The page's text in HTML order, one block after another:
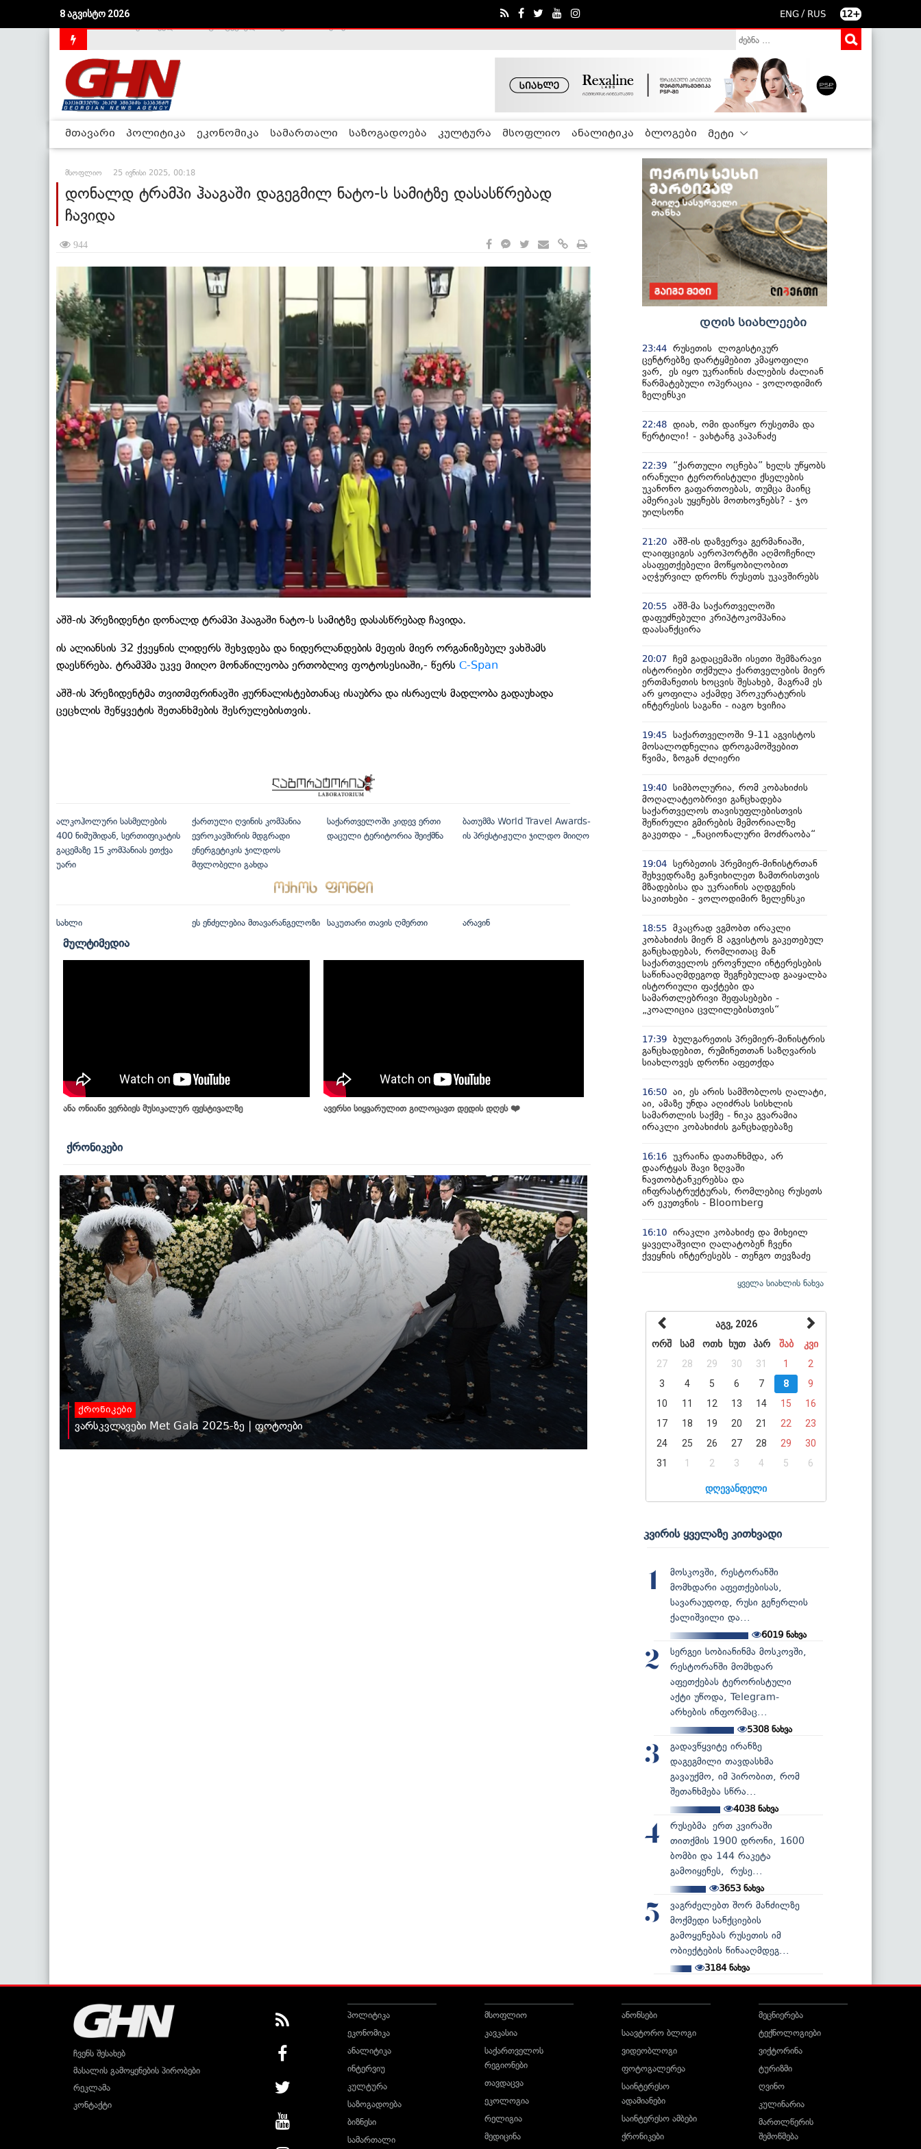
8 აგვისტო 2026 ENG / RUS 12+
მთავარი პოლიტიკა ეკონომიკა სამართალი საზოგადოება კულტურა მსოფლიო ანალიტიკა ბლოგები მეტი
მსოფლიო 25 ივნისი 2025, 00:18
დონალდ ტრამპი ჰააგაში დაგეგმილ ნატო-ს სამიტზე დასასწრებად
ჩავიდა
944
აშშ-ის პრეზიდენტი დონალდ ტრამპი ჰააგაში ნატო-ს სამიტზე დასასწრებად ჩავიდა.
ის ალიანსის 32 ქვეყნის ლიდერს შეხვდება და ნიდერლანდების მეფის მიერ ორგანიზებულ ვახშამს
დაესწრება. ტრამპმა უკვე მიიღო მონაწილეობა ერთობლივ ფოტოსესიაში,- წერს С-Span
აშშ-ის პრეზიდენტმა თვითმფრინავში ჟურნალისტებთანაც ისაუბრა და ისრაელს მადლობა გადაუხადა
ცეცხლის შეწყვეტის შეთანხმების შესრულებისთვის.
ალკოჰოლური სასმელების
400 ნიმუშიდან, სერთიფიკატის
გაცემაზე 15 კომპანიას ეთქვა
უარი
ქართული ღვინის კომპანია
ევროკავშირის მდგრადი
ენერგეტიკის ჯილდოს
მფლობელი გახდა
საქართველოში კიდევ ერთი
დაცული ტერიტორია შეიქმნა
ბათუმმა World Travel Awards-
ის პრესტიჟული ჯილდო მიიღო
სახლი ეს ენძელებია მთავარანგელოზი საკუთარი თავის ღმერთი არავინ
მულტიმედია
ანა ონიანი ვერბიეს მუსიკალურ ფესტივალზე ავერსი სიყვარულით გილოცავთ დედის დღეს ❤️
ქრონიკები
ქრონიკები
ვარსკვლავები Met Gala 2025-ზე | ფოტოები
დღის სიახლეები
23:44 რუსეთის ლოგისტიკურ
ცენტრებზე დარტყმებით კმაყოფილი
ვარ, ეს იყო უკრაინის ძალების ძალიან
წარმატებული ოპერაცია - ვოლოდიმირ
ზელენსკი
22:48 დიახ, ომი დაიწყო რუსეთმა და
წერტილი! - ვახტანგ კაპანაძე
22:39
“ქართული ოცნება” ხელს უწყობს
ირანული ტერორისტული ქსელების
უკანონო გაფართოებას, თუმცა მაინც
ამერიკას უყენებს მოთხოვნებს? - ჯო
უილსონი
21:20 აშშ-ის დაზვერვა გერმანიაში,
ლაიფციგის აეროპორტში აღმოჩენილ
ასაფეთქებელი მოწყობილობით
აღჭურვილ დრონს რუსეთს უკავშირებს
20:55 აშშ-მა საქართველოში
დაფუძნებული კრიპტოკომპანია
დაასანქცირა
20:07 ჩემ გადაცემაში ისეთი შემზარავი
ისტორიები თქმულა ქართველების მიერ
ერთმანეთის ხოცვის შესახებ, მაგრამ ეს
არ ყოფილა აქამდე პროკურატურის
ინტერესის საგანი - იაგო ხვიჩია
19:45 საქართველოში 9-11 აგვისტოს
მოსალოდნელია დროგამოშვებით
წვიმა, ზოგან ძლიერი
19:40 სიმბოლურია, რომ კობახიძის
მოღალატეობრივი განცხადება
საქართველოს თავისუფლებისთვის
შეწირული გმირების მემორიალზე
გაკეთდა - „ნაციონალური მოძრაობა“
19:04 სერბეთის პრემიერ-მინისტრთან
შეხვედრაზე განვიხილეთ ზამთრისთვის
მზადებისა და უკრაინის აღდგენის
საკითხები - ვოლოდიმირ ზელენსკი
18:55 მკაცრად ვგმობთ ირაკლი
კობახიძის მიერ 8 აგვისტოს გაკეთებულ
განცხადებას, რომლითაც მან
საქართველოს ეროვნული ინტერესების
საწინააღმდეგოდ შეგნებულად გააყალბა
ისტორიული ფაქტები და
სამართლებრივი შეფასებები -
„კოალიცია ცვლილებისთვის“
17:39 ბულგარეთის პრემიერ-მინისტრის
განცხადებით, რუმინეთთან საზღვარის
სიახლოვეს დრონი აფეთქდა
16:50 აი, ეს არის სამშობლოს ღალატი,
აი, ამაზე უნდა აღიძრას სისხლის
სამართლის საქმე - ნიკა გვარამია
ირაკლი კობახიძის განცხადებაზე
16:16 უკრაინა დათანხმდა, არ
დაარტყას შავი ზღვაში
ნავთობტანკერებსა და
ინფრასტრუქტურას, რომლებიც რუსეთს
არ ეკუთვნის - Bloomberg
16:10 ირაკლი კობახიძე და მიხეილ
ყაველაშვილი ღალატობენ ჩვენი
ქვეყნის ინტერესებს - თენგო თევზაძე
ყველა სიახლის ნახვა
აგვ, 2026
ორშ
სამ ოთხ ხუთ პარ შაბ
კვი
27
28 29 30 31 1
2
3
4 5 6 7 8
9
10
11 12 13 14 15
16
17
18 19 20 21 22
23
24
25 26 27 28 29
30
31
1 2 3 4 5 6
დღევანდელი
კვირის ყველაზე კითხვადი
1
მოსკოვში, რესტორანში
მომხდარი აფეთქებისას,
სავარაუდოდ, რუსი გენერლის
ქალიშვილი და...
6019 ნახვა
2
სერგეი სობიანინმა მოსკოვში,
რესტორანში მომხდარ
აფეთქებას ტერორისტული
აქტი უწოდა, Telegram-
არხების ინფორმაც...
5308 ნახვა
3
გადავწყვიტე ირანზე
დაგეგმილი თავდასხმა
გავაუქმო, იმ პირობით, რომ
შეთანხმება სწრა...
4038ნახვა
4
რუსებმა ერთ კვირაში
თითქმის 1900 დრონი, 1600
ბომბი და 144 რაკეტა
გამოიყენეს, რუსე...
3653ნახვა
5
ვაგრძელებთ შორ მანძილზე
მოქმედი სანქციების
გამოყენებას რუსეთის იმ
ობიექტების წინააღმდეგ...
3184ნახვა
ჩვენს შესახებ
მასალის გამოყენების პირობები
რეკლამა
კონტაქტი
პოლიტიკა
ეკონომიკა
ანალიტიკა
ინტერვიუ
კულტურა
საზოგადოება
ბიზნესი
სამართალი
მსოფლიო
კავკასია
საქართველოს
რეგიონები
თავდაცვა
ეკოლოგია
რელიგია
მედიცინა
ანონსები
საავტორო ბლოგი
ვიდეობლოგი
ფოტოგალერეა
საინტერესო
ადამიანები
საინტერესო ამბები
ქრონიკები
მეცნიერება
ტექნოლოგიები
ვიქტორინა
ტურიზმი
ღვინო
კულინარია
მართლწერის
შემოწმება